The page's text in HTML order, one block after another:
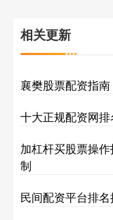
相关更新
襄樊股票配资指
十大正规配资网排
加杠杆买股票操
制
民间配资平台排